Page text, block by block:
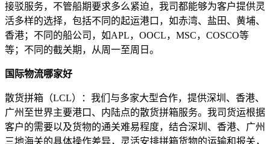
接驳服务，不管船期要求多么紧迫，我司都能够为客户提供灵
活多样的选择，包括不同的起运港口，如赤湾、盐田、黄埔、
香港；不同的船公司，如APL，OOCL，MSC，COSCO等
等；不同的截关期，从周一至周日。
国际物流哪家好
散货拼箱（LCL）：我们与多家大型合作，提供深圳、香港、
广州至世界主要港口、内陆点的散货拼箱服务。我司货运根据
客户的需要以及货物的通关难易程度，结合深圳、香港、广州
三地海关的具体操作差异，灵活安排拼箱货物的运输和报关，